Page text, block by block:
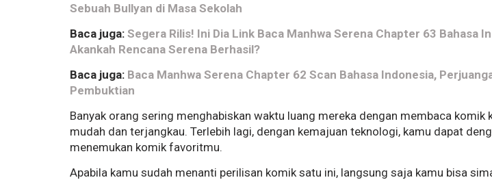
Sebuah Bullyan di Masa Sekolah
Baca juga: Segera Rilis! Ini Dia Link Baca Manhwa Serena Chapter 63 Bahasa
Akankah Rencana Serena Berhasil?
Baca juga: Baca Manhwa Serena Chapter 62 Scan Bahasa Indonesia,
Pembuktian
Banyak orang sering menghabiskan waktu luang mereka dengan membaca komik
mudah dan terjangkau. Terlebih lagi, dengan kemajuan teknologi, kamu dapat
menemukan komik favoritmu.
Apabila kamu sudah menanti perilisan komik satu ini, langsung saja kamu bisa